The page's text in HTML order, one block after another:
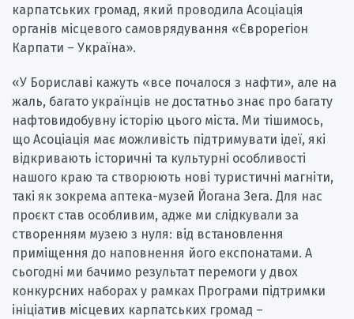
карпатських громад, який проводила Асоціація
органів місцевого самоврядування «Єврорегіон
Карпати – Україна».
«У Бориславі кажуть «все почалося з нафти», але на
жаль, багато українців не достатньо знає про багату
нафтовидобувну історію цього міста. Ми тішимось,
що Асоціація має можливість підтримувати ідеї, які
відкривають історичні та культурні особливості
нашого краю та створюють нові туристичні магніти,
такі як зокрема аптека-музей Йогана Зега. Для нас
проєкт став особливим, адже ми слідкували за
створенням музею з нуля: від встановлення
приміщення до наповнення його експонатами. А
сьогодні ми бачимо результат перемоги у двох
конкурсних наборах у рамках Програми підтримки
ініціатив місцевих карпатських громад –